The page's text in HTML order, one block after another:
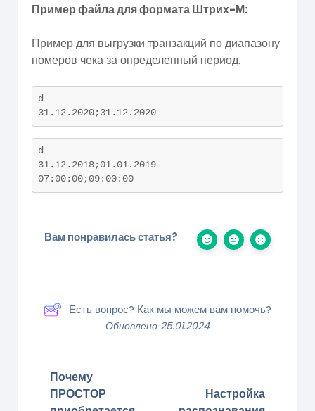
Пример файла для формата Штрих-М:
Пример для выгрузки транзакций по диапазону
номеров чека за определенный период.
d
31.12.2020;31.12.2020
d
31.12.2018;01.01.2019
07:00:00;09:00:00
Вам понравилась статья?
Есть вопрос? Как мы можем вам помочь?
Обновлено 25.01.2024
Почему
ПРОСТОР
Настройка